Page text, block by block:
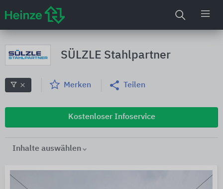
SÜLZLE Stahlpartner
Merken Teilen
Kostenloser Infoservice
Inhalte auswählen